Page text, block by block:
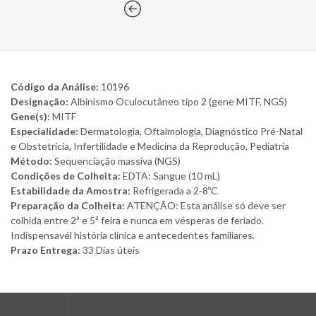
Código da Análise: 10196
Designação: Albinismo Oculocutâneo tipo 2 (gene MITF, NGS)
Gene(s): MITF
Especialidade: Dermatologia, Oftalmologia, Diagnóstico Pré-Natal
e Obstetrícia, Infertilidade e Medicina da Reprodução, Pediatria
Método: Sequenciação massiva (NGS)
Condições de Colheita: EDTA: Sangue (10 mL)
Estabilidade da Amostra: Refrigerada a 2-8ºC
Preparação da Colheita: ATENÇÃO: Esta análise só deve ser
colhida entre 2ª e 5ª feira e nunca em vésperas de feriado.
Indispensavél história clínica e antecedentes familiares.
Prazo Entrega: 33 Dias úteis